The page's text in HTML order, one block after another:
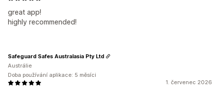
great app!
highly recommended!
1. červenec 2026
Safeguard Safes Australasia Pty Ltd
Austrálie
Doba používání aplikace: 5 měsíci